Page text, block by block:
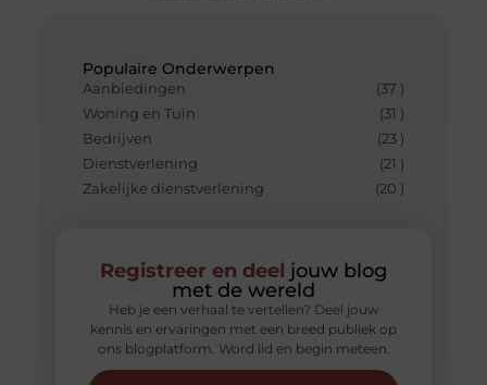
Populaire Onderwerpen
Aanbiedingen
(37 )
Woning en Tuin
(31 )
Bedrijven
(23 )
Dienstverlening
(21 )
Zakelijke dienstverlening
(20 )
Registreer en deel jouw blog
met de wereld
Heb je een verhaal te vertellen? Deel jouw
kennis en ervaringen met een breed publiek op
ons blogplatform. Word lid en begin meteen.